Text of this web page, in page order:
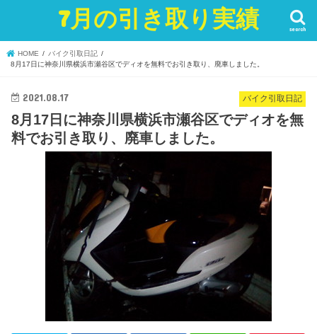
7月の引き取り実績 search
HOME
バイク引取日記
8月17日に神奈川県横浜市瀬谷区でディオを無料でお引き取り、廃車しました。
バイク引取日記
2021.08.17
8月17日に神奈川県横浜市瀬谷区でディオを無
料でお引き取り、廃車しました。